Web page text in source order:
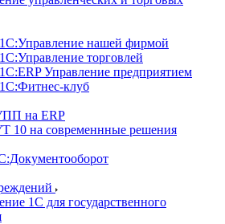
нашей фирмой
торговлей
Управление предприятием
клуб
на ERP
10 на современнные решения
1С для государственного